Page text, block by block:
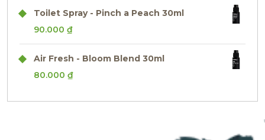
Toilet Spray - Pinch a Peach 30ml
90.000 ₫
Air Fresh - Bloom Blend 30ml
80.000 ₫